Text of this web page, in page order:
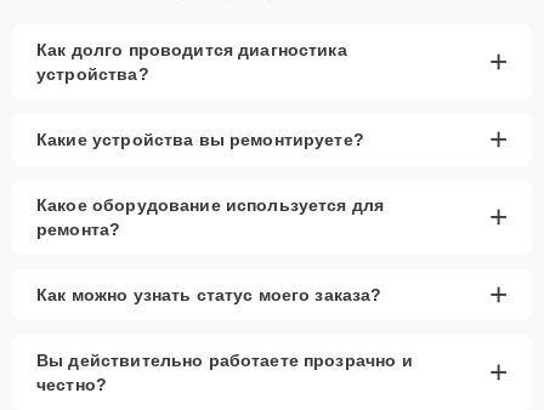
Как долго проводится диагностика
устройства?
+
Какие устройства вы ремонтируете? +
Какое оборудование используется для
ремонта?
+
Как можно узнать статус моего заказа? +
Вы действительно работаете прозрачно и
честно?
+